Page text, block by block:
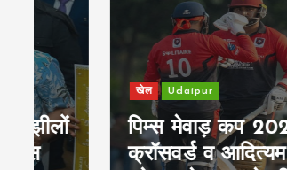
खेल Udaipur
पिम्स मेवाड़ कप 2026:
क्रॉसवर्ड व आदित्यम रियल